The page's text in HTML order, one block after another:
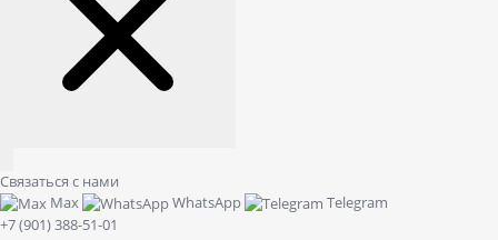
Связаться с нами
Max
WhatsApp
Telegram
+7 (901) 388-51-01